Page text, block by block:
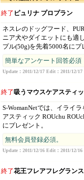
終了 ピュリナ プロプラン
ネスレのドッグフード、
ニア犬やダイエットにも適
プル(50g)を先着5000名にプ
簡単なアンケート回答必須
Update：2011/12/17 Edit：2011/12/17
終了吸うマウスケアスティ
S-WomanNetでは、イライ
アスティック ROUchu
にプレゼント。
無料会員登録必須。
Update：2011/12/16 Edit：2011/12/16
終了花王フレアフレグランス